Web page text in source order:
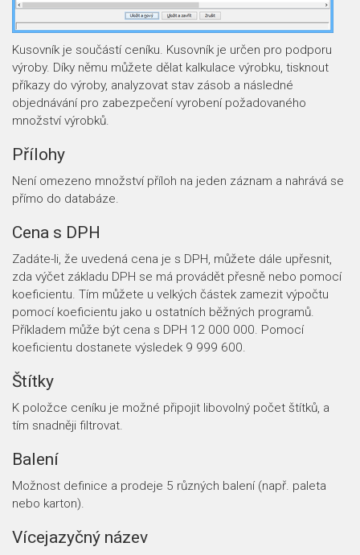
Kusovník je součástí ceníku. Kusovník je určen pro podporu
výroby. Díky němu můžete dělat kalkulace výrobku, tisknout
příkazy do výroby, analyzovat stav zásob a následné
objednávání pro zabezpečení vyrobení požadovaného
množství výrobků.
Přílohy
Není omezeno množství příloh na jeden záznam a nahrává se
přímo do databáze.
Cena s DPH
Zadáte-li, že uvedená cena je s DPH, můžete dále upřesnit,
zda výčet základu DPH se má provádět přesně nebo pomocí
koeficientu. Tím můžete u velkých částek zamezit výpočtu
pomocí koeficientu jako u ostatních běžných programů.
Příkladem může být cena s DPH 12 000 000. Pomocí
koeficientu dostanete výsledek 9 999 600.
Štítky
K položce ceníku je možné připojit libovolný počet štítků, a
tím snadněji filtrovat.
Balení
Možnost definice a prodeje 5 různých balení (např. paleta
nebo karton).
Vícejazyčný název